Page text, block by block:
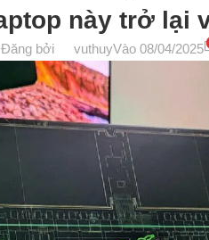
này trở lại
Đăng bởi vuthuyVào 08/04/2025